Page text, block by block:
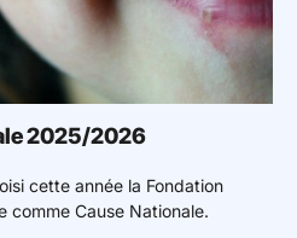
2025/2026
cette année la Fondation
comme Cause Nationale.